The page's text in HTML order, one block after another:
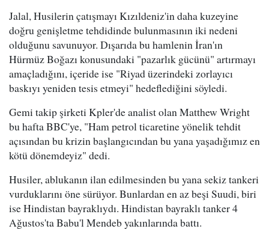
Jalal, Husilerin çatışmayı Kızıldeniz'in daha kuzeyine
doğru genişletme tehdidinde bulunmasının iki nedeni
olduğunu savunuyor. Dışarıda bu hamlenin İran'ın
Hürmüz Boğazı konusundaki "pazarlık gücünü" artırmayı
amaçladığını, içeride ise "Riyad üzerindeki zorlayıcı
baskıyı yeniden tesis etmeyi" hedeflediğini söyledi.
Gemi takip şirketi Kpler'de analist olan Matthew Wright
bu hafta BBC'ye, "Ham petrol ticaretine yönelik tehdit
açısından bu krizin başlangıcından bu yana yaşadığımız en
kötü dönemdeyiz" dedi.
Husiler, ablukanın ilan edilmesinden bu yana sekiz tankeri
vurduklarını öne sürüyor. Bunlardan en az beşi Suudi, biri
ise Hindistan bayraklıydı. Hindistan bayraklı tanker 4
Ağustos'ta Babu'l Mendeb yakınlarında battı.